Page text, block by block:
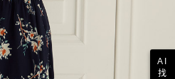
AI
找